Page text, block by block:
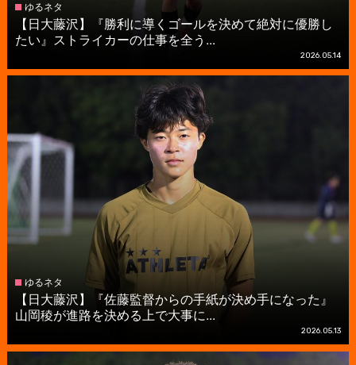
ゆるネタ
【日大藤沢】『勝利に導くゴールを決めて絶対に優勝し
たい』ストライカーの仕事を全う...
2026.05.14
ゆるネタ
【日大藤沢】『佐藤監督からの手紙が決め手になった』
山岡稜が進路を決める上で大事に...
2026.05.13